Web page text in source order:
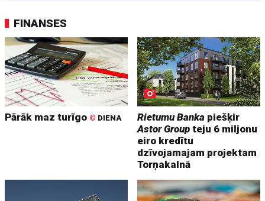
FINANSES
Pārāk maz turīgo © DIENA Rietumu Banka piešķir
Astor Group teju 6 miljonu
eiro kredītu
dzīvojamajam projektam
Torņakalnā